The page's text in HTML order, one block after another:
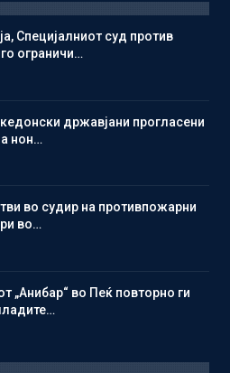
Специјалниот суд против
ограничи…
државјани прогласени
нон…
во судир на противпожарни
во…
„Анибар“ во Пеќ повторно ги